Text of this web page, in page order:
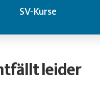
SV-Kurse
leider